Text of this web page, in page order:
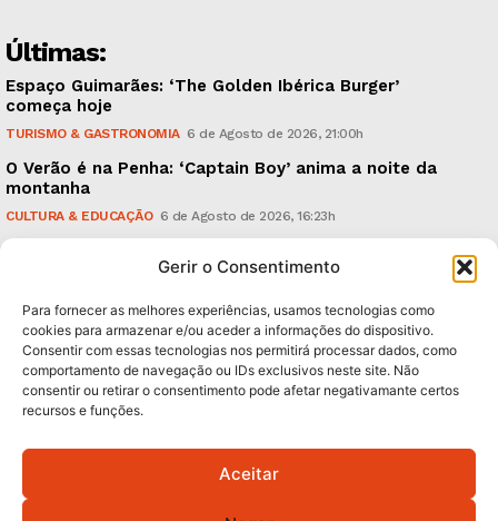
Gerir o Consentimento
Para fornecer as melhores experiências, usamos tecnologias como
cookies para armazenar e/ou aceder a informações do dispositivo.
Consentir com essas tecnologias nos permitirá processar dados, como
comportamento de navegação ou IDs exclusivos neste site. Não
consentir ou retirar o consentimento pode afetar negativamante certos
recursos e funções.
Aceitar
Últimas:
Espaço Guimarães: ‘The Golden Ibérica Burger’
começa hoje
TURISMO & GASTRONOMIA 6 de Agosto de 2026, 21:00h
O Verão é na Penha: ‘Captain Boy’ anima a noite da
montanha
CULTURA & EDUCAÇÃO 6 de Agosto de 2026, 16:23h
em causa”, garante Ricardo Araújo
Subscreva Newsletter:
QUERO ADERIR